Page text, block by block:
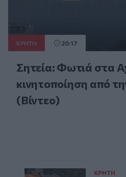
ΚΡΗΤΗ 20:17
Σητεία: Φωτιά στα
κινητοποίηση από
(Βίντεο)
ΚΡΗΤΗ